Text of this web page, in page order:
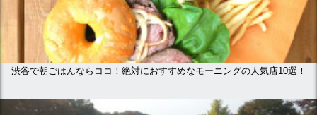
渋谷で朝ごはんならココ！絶対におすすめなモーニングの人気店10選！